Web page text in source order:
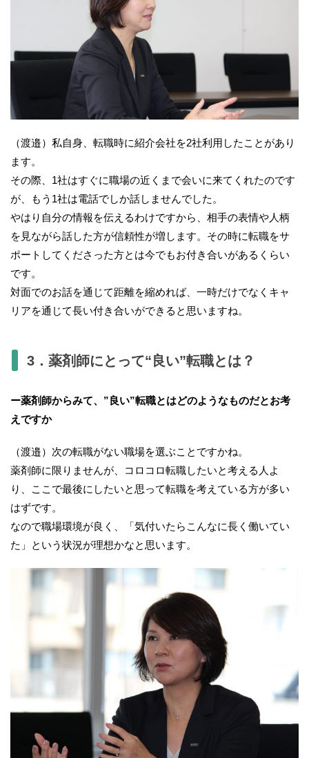
（渡邉）私自身、転職時に紹介会社を2社利用したことがあり
ます。
その際、1社はすぐに職場の近くまで会いに来てくれたのです
が、もう1社は電話でしか話しませんでした。
やはり自分の情報を伝えるわけですから、相手の表情や人柄
を見ながら話した方が信頼性が増します。その時に転職をサ
ポートしてくださった方とは今でもお付き合いがあるくらい
です。
対面でのお話を通じて距離を縮めれば、一時だけでなくキャ
リアを通じて長い付き合いができると思いますね。
3．薬剤師にとって“良い”転職とは？
ー薬剤師からみて、”良い”転職とはどのようなものだとお考
えですか
（渡邉）次の転職がない職場を選ぶことですかね。
薬剤師に限りませんが、コロコロ転職したいと考える人よ
り、ここで最後にしたいと思って転職を考えている方が多い
はずです。
なので職場環境が良く、「気付いたらこんなに長く働いてい
た」という状況が理想かなと思います。